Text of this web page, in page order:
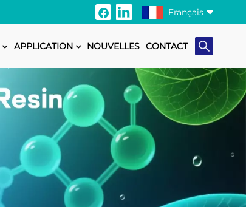
Français
Français
Italiano
Русский
Español
Português
APPLICATION NOUVELLES CONTACT